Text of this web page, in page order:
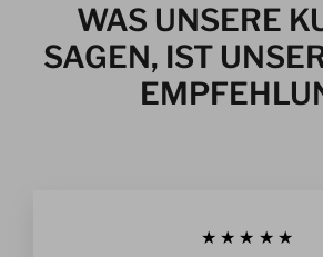
WAS UNSERE
SAGEN, IST
★★★★★